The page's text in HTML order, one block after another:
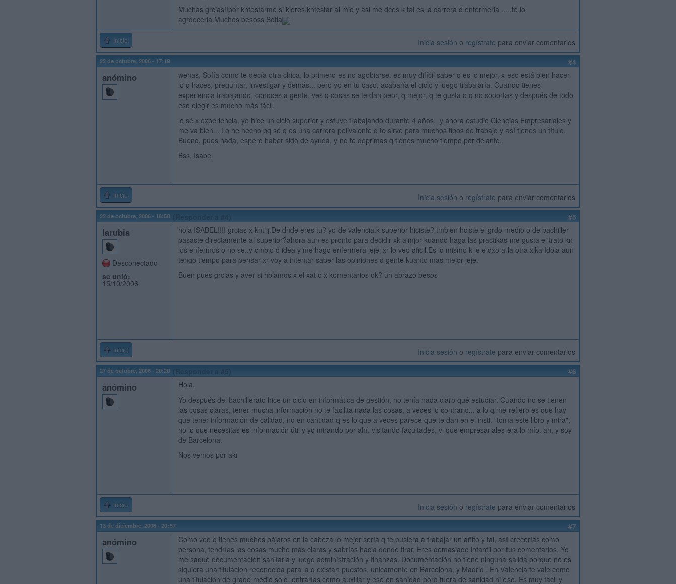
Muchas grcias!!por kntestarme si kieres kntestar al mio y asi me dces k tal es la carrera d enfermeria .....te lo
agrdeceria.Muchos besoss Sofia
Inicio Inicia sesión o regístrate para enviar comentarios
22 de octubre, 2006 - 17:19 #4
anómino
wenas, Sofía como te decía otra chica, lo primero es no agobiarse. es muy difícil saber q es lo mejor, x eso está bien hacer
lo q haces, preguntar, investigar y demás... pero yo en tu caso, acabaría el ciclo y luego trabajaría. Cuando tienes
experiencia trabajando, conoces a gente, ves q cosas se te dan peor, q mejor, q te gusta o q no soportas y después de todo
eso elegir es mucho más fácil.
lo sé x experiencia, yo hice un ciclo superior y estuve trabajando durante 4 años, y ahora estudio Ciencias Empresariales y
me va bien... Lo he hecho pq sé q es una carrera polivalente q te sirve para muchos tipos de trabajo y así tienes un título.
Bueno, pues nada, espero haber sido de ayuda, y no te deprimas q tienes mucho tiempo por delante.
Bss, Isabel
Inicio Inicia sesión o regístrate para enviar comentarios
22 de octubre, 2006 - 18:58 #5
larubia
Desconectado
se unió:
15/10/2006
hola ISABEL!!!! grcias x knt jj.De dnde eres tu? yo de valencia.k superior hiciste? tmbien hciste el grdo medio o de bachiller
pasaste directamente al superior?ahora aun es pronto para decidir xk almjor kuando haga las practikas me gusta el trato kn
los enfermos o no se..y cmbio d idea y me hago enfermera jejej xr lo veo dficil.Es lo mismo k le e dxo a la otra xika Idoia aun
tengo tiempo para pensar xr voy a intentar saber las opiniones d gente kuanto mas mejor jeje.
Buen pues grcias y aver si hblamos x el xat o x komentarios ok? un abrazo besos
Inicio Inicia sesión o regístrate para enviar comentarios
27 de octubre, 2006 - 20:20 #6
anómino
Hola,
Yo después del bachillerato hice un ciclo en informática de gestión, no tenía nada claro qué estudiar. Cuando no se tienen
las cosas claras, tener mucha información no te facilita nada las cosas, a veces lo contrario... a lo q me refiero es que hay
que tener información de calidad, no en cantidad q es lo que a veces parece que te dan en el insti. "toma este libro y mira",
no lo que necesitas es información útil y yo mirando por ahí, visitando facultades, vi que empresariales era lo mío. ah, y soy
de Barcelona.
Nos vemos por aki
Inicio Inicia sesión o regístrate para enviar comentarios
13 de diciembre, 2006 - 20:57 #7
anómino
Como veo q tienes muchos pájaros en la cabeza lo mejor sería q te pusiera a trabajar un añito y tal, así crecerías como
persona, tendrías las cosas mucho más claras y sabrías hacia donde tirar. Eres demasiado infantil por tus comentarios. Yo
me saqué documentación sanitaria y luego administración y finanzas. Documentación no tiene ninguna salida porque no es
siquiera una titulacion reconocida para la q existan puestos, unicamente en Barcelona, y Madrid . En Valencia te vale como
una titulacion de grado medio solo, entrarías como auxiliar y eso en sanidad porq fuera de sanidad ni eso. Es muy facil y